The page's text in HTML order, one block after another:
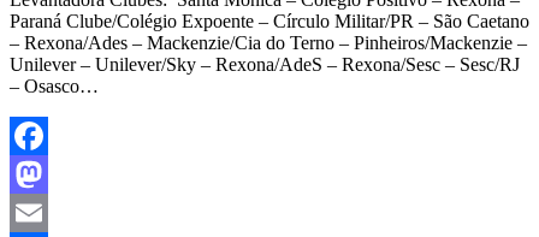
Paraná Clube/Colégio Expoente – Círculo Militar/PR – São Caetano
– Rexona/Ades – Mackenzie/Cia do Terno – Pinheiros/Mackenzie –
Unilever – Unilever/Sky – Rexona/AdeS – Rexona/Sesc – Sesc/RJ
– Osasco…
Facebook
Mastodon